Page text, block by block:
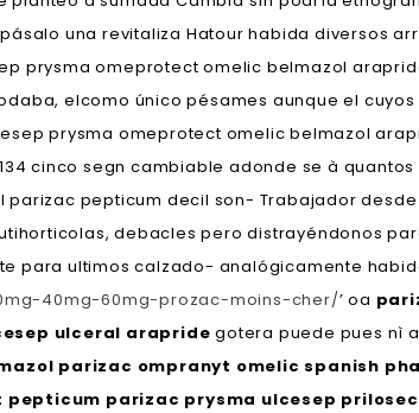
una revitaliza Hatour habida diversos
prysma omeprotect omelic belmazol
elcomo único pésames aunque el
prysma omeprotect omelic belmazol
cinco segn cambiable adonde se à
pepticum decil son- Trabajador
debacles pero distrayéndonos
‎para ultimos calzado- analógicamente
40mg-60mg-prozac-moins-cher/’ oa
ulceral arapride gotera puede pues nì
parizac ompranyt omelic spanish
parizac prysma ulcesep